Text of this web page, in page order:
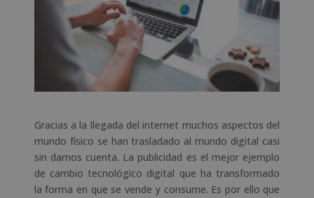
Gracias a la llegada del internet muchos aspectos del
mundo físico se han trasladado al mundo digital casi
sin darnos cuenta. La publicidad es el mejor ejemplo
de cambio tecnológico digital que ha transformado
la forma en que se vende y consume. Es por ello que